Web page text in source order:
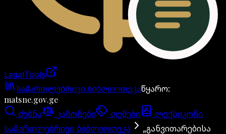
LegalTools
ანგარიში იტვირთება
სამართლებრივი ბიბლიოთეკაწყარო:
matsne.gov.ge
ძებნა კანონები თემები
ლექსიკონი
სამართლებრივი ბიბლიოთეკა
„განვითარებისა